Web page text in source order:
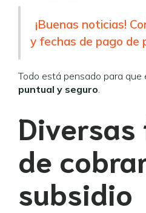
¡Buenas noticias!
y fechas de pago de
Todo está pensado para que
puntual y seguro.
Diversas
de
subsidio